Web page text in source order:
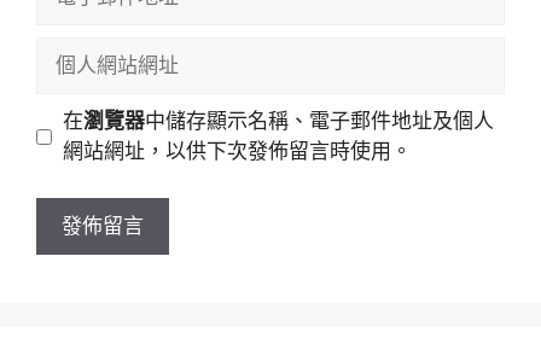
址
站
址
在瀏覽器中儲存顯示名稱、電子郵件地址及個人
網站網址，以供下次發佈留言時使用。